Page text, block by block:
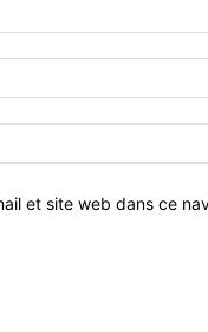
et site web dans ce